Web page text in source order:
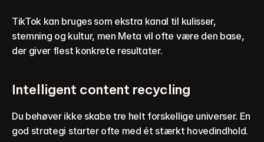
TikTok kan bruges som ekstra kanal til kulisser,
stemning og kultur, men Meta vil ofte være den base,
der giver flest konkrete resultater.
Intelligent content recycling
Du behøver ikke skabe tre helt forskellige universer. En
god strategi starter ofte med ét stærkt hovedindhold.